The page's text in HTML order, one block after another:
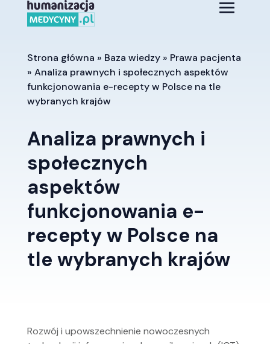
Strona główna » Baza wiedzy» Prawa pacjenta
» Analiza prawnych i społecznych aspektów
funkcjonowania e-recepty w Polsce na tle
wybranych krajów
Analiza prawnych i
społecznych
aspektów
funkcjonowania e-
recepty w Polsce na
tle wybranych krajów
Rozwój i upowszechnienie nowoczesnych